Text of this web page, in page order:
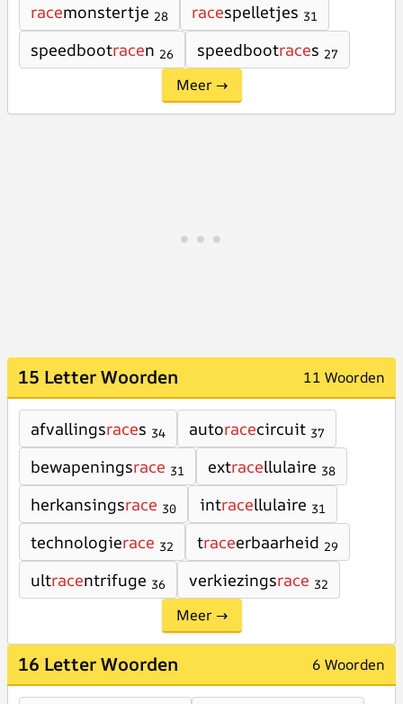
racemonstertje 28 racespelletjes 31
speedbootracen 26 speedbootraces 27
Meer →
15 Letter Woorden 11 Woorden
afvallingsraces 34 autoracecircuit 37
bewapeningsrace 31 extracellulaire 38
herkansingsrace 30 intracellulaire 31
technologierace 32 traceerbaarheid 29
ultracentrifuge 36 verkiezingsrace 32
Meer →
16 Letter Woorden 6 Woorden